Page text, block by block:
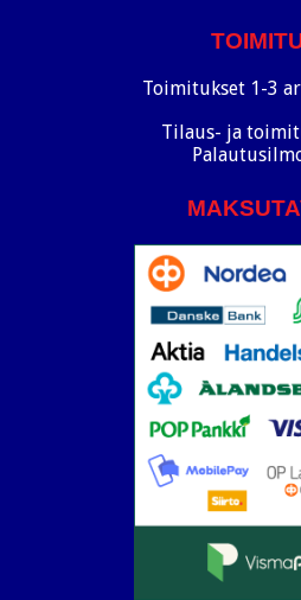
Toimitukset 1-3
Tilaus- ja